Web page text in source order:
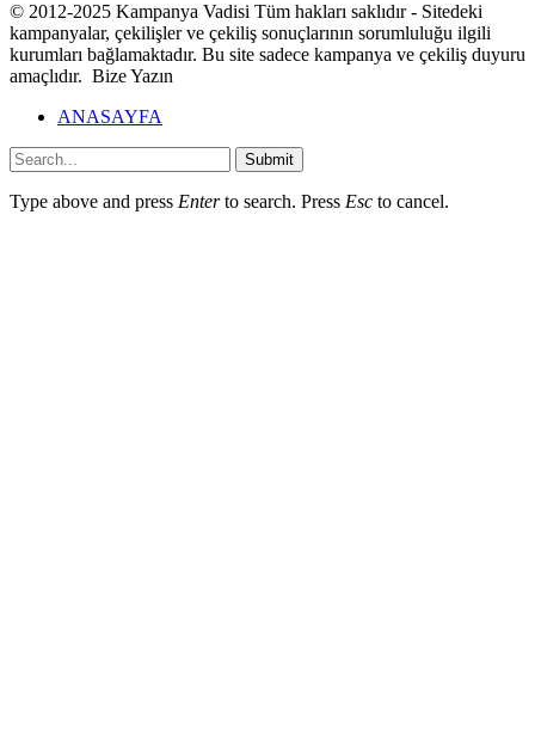
© 2012-2025 Kampanya Vadisi Tüm hakları saklıdır - Sitedeki
kampanyalar, çekilişler ve çekiliş sonuçlarının sorumluluğu ilgili
kurumları bağlamaktadır. Bu site sadece kampanya ve çekiliş duyuru
amaçlıdır. Bize Yazın
ANASAYFA
Submit
Type above and press Enterto search. Press Esc to cancel.